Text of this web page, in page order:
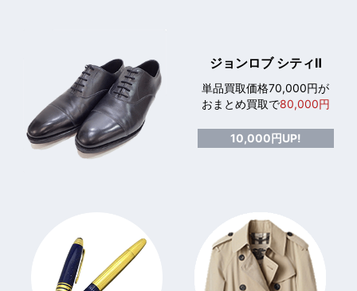
ジョンロブ シティⅡ
単品買取価格70,000円が
おまとめ買取で80,000円
10,000円UP!